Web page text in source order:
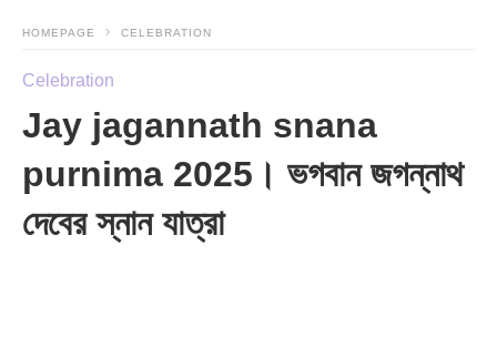
HOMEPAGE CELEBRATION
Celebration
Jay jagannath snana
purnima 2025। ভগবান জগন্নাথ
দেবের স্নান যাত্রা